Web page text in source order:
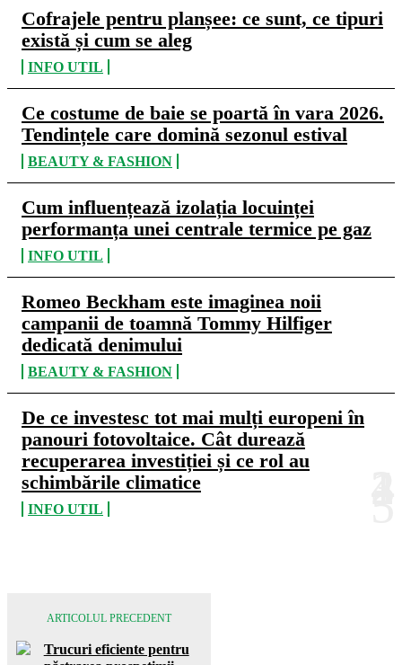
Cofrajele pentru planșee: ce sunt, ce tipuri
există și cum se aleg
INFO UTIL
Ce costume de baie se poartă în vara 2026.
Tendințele care domină sezonul estival
BEAUTY & FASHION
Cum influențează izolația locuinței
performanța unei centrale termice pe gaz
INFO UTIL
Romeo Beckham este imaginea noii
campanii de toamnă Tommy Hilfiger
dedicată denimului
BEAUTY & FASHION
De ce investesc tot mai mulți europeni în
panouri fotovoltaice. Cât durează
recuperarea investiției și ce rol au
schimbările climatice
INFO UTIL
ARTICOLUL PRECEDENT